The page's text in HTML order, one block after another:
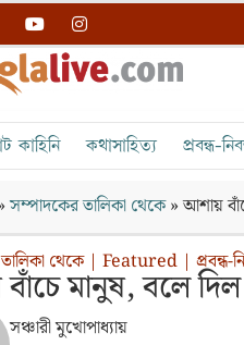
কাহিনি কথাসাহিত্য প্রবন্ধ-
সম্পাদকের তালিকা থেকে»আশায়
থেকে| Featured | প্রবন্ধ-
মানুষ, বলে দিল
সঞ্চারী মুখোপাধ্যায়